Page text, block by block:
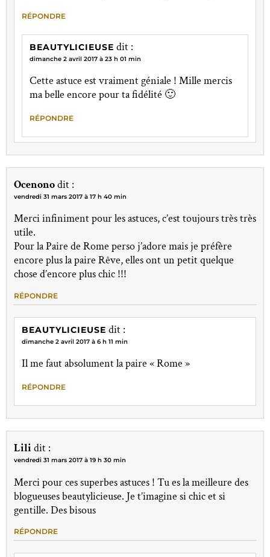
RÉPONDRE
BEAUTYLICIEUSE dit :
dimanche 2 avril 2017 à 23 h 01 min
Cette astuce est vraiment géniale ! Mille mercis
ma belle encore pour ta fidélité 🙂
RÉPONDRE
Ocenonodit :
vendredi 31 mars 2017 à 17 h 40 min
Merci infiniment pour les astuces, c’est toujours très très
utile.
Pour la Paire de Rome perso j’adore mais je préfère
encore plus la paire Rêve, elles ont un petit quelque
chose d’encore plus chic !!!
RÉPONDRE
BEAUTYLICIEUSE dit :
dimanche 2 avril 2017 à 6 h 11 min
Il me faut absolument la paire « Rome »
RÉPONDRE
Lilidit :
vendredi 31 mars 2017 à 19 h 30 min
Merci pour ces superbes astuces ! Tu es la meilleure des
blogueuses beautylicieuse. Je t’imagine si chic et si
gentille. Des bisous
RÉPONDRE